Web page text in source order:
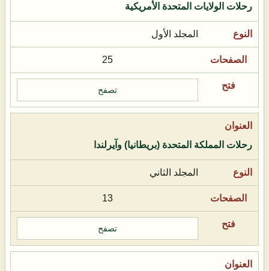
رحلات الولايات المتحدة الأمريكية
المجلد الأول
25
تصفح
رحلات المملكة المتحدة (بريطانيا) وآيرلندا
المجلد الثاني
13
تصفح